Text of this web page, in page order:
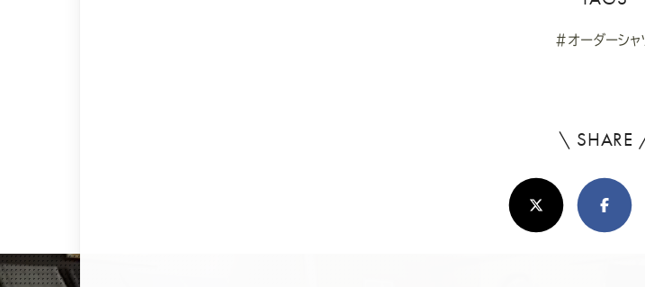
#オーダーシャ
\ SHARE
X(Twitter)